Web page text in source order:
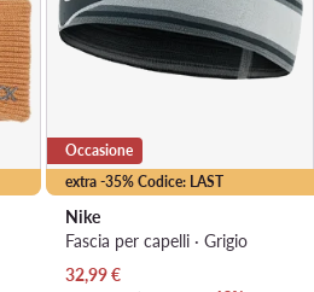
extra -35% Codice: LAST
Occasione
Nike
Fascia per capelli · Grigio
Prezzo attuale
32,99€